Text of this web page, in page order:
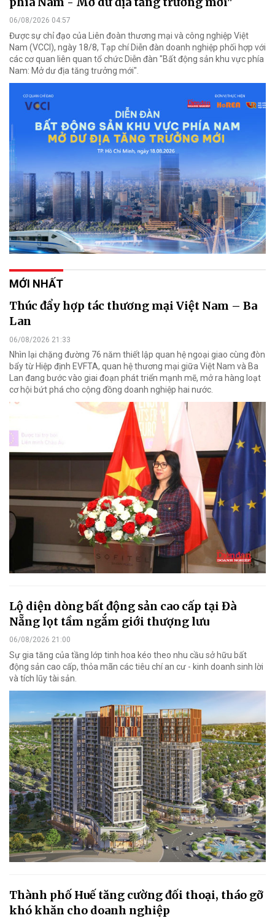
06/08/2026 04:57
Được sự chỉ đạo của Liên đoàn thương mại và công nghiệp Việt
Nam (VCCI), ngày 18/8, Tạp chí Diễn đàn doanh nghiệp phối hợp với
các cơ quan liên quan tổ chức Diễn đàn "Bất động sản khu vực phía
Nam: Mở dư địa tăng trưởng mới".
MỚI NHẤT
Thúc đẩy hợp tác thương mại Việt Nam – Ba
Lan
06/08/2026 21:33
Nhìn lại chặng đường 76 năm thiết lập quan hệ ngoại giao cùng đòn
bẩy từ Hiệp định EVFTA, quan hệ thương mại giữa Việt Nam và Ba
Lan đang bước vào giai đoạn phát triển mạnh mẽ, mở ra hàng loạt
cơ hội bứt phá cho cộng đồng doanh nghiệp hai nước.
Lộ diện dòng bất động sản cao cấp tại Đà
Nẵng lọt tầm ngắm giới thượng lưu
06/08/2026 21:00
Sự gia tăng của tầng lớp tinh hoa kéo theo nhu cầu sở hữu bất
động sản cao cấp, thỏa mãn các tiêu chí an cư - kinh doanh sinh lời
và tích lũy tài sản.
Thành phố Huế tăng cường đối thoại, tháo gỡ
khó khăn cho doanh nghiệp